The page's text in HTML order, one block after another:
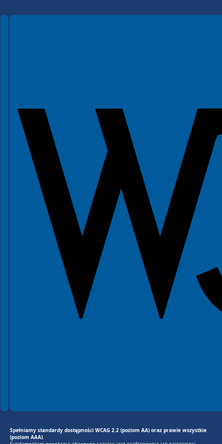
Spełniamy standardy WCAG 2.2
Spełniamy standardy W3C
Spełniamy standardy dostępności WCAG 2.2 (poziom AA) oraz prawie wszystkie
(poziom AAA).